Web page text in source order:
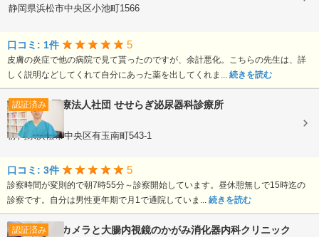
静岡県浜松市中央区小池町1566
口コミ: 1件 5
皮膚の炎症で他の病院で見て貰ったのですが、余計悪化。こちらの先生は、詳
しく説明などしてくれて自分にあった薬を出してくれま... 続きを読む
認証済み 医療法人社団 せせらぎ泌尿器科診療所
泌尿器科
静岡県浜松市中央区有玉南町543-1
口コミ: 3件 5
診察時間が変則的で朝7時55分～診察開始しています。昼休憩無しで15時迄の
診察です。自分は男性更年期で月1で通院していま... 続きを読む
認証済み 胃カメラと大腸内視鏡のかがみ消化器内科クリニック